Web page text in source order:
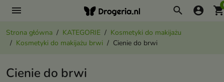
menu search account_circle
Strona główna KATEGORIE
Kosmetyki do makijażu
Kosmetyki do makijażu brwi
Cienie do brwi
Cienie do brwi